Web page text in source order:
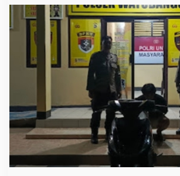
i
,
P
e
l
a
k
u
D
i
t
a
g
k
a
p
K
u